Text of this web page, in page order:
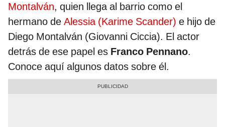
Montalván, quien llega al barrio como el
hermano de Alessia (Karime Scander) e hijo de
Diego Montalván (Giovanni Ciccia). El actor
detrás de ese papel es Franco Pennano.
Conoce aquí algunos datos sobre él.